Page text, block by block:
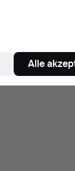
Alle